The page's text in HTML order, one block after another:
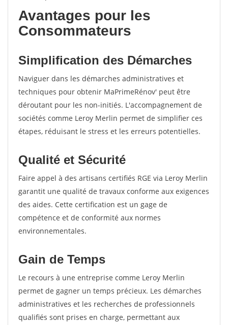
Avantages pour les
Consommateurs
Simplification des Démarches
Naviguer dans les démarches administratives et
techniques pour obtenir MaPrimeRénov' peut être
déroutant pour les non-initiés. L'accompagnement de
sociétés comme Leroy Merlin permet de simplifier ces
étapes, réduisant le stress et les erreurs potentielles.
Qualité et Sécurité
Faire appel à des artisans certifiés RGE via Leroy Merlin
garantit une qualité de travaux conforme aux exigences
des aides. Cette certification est un gage de
compétence et de conformité aux normes
environnementales.
Gain de Temps
Le recours à une entreprise comme Leroy Merlin
permet de gagner un temps précieux. Les démarches
administratives et les recherches de professionnels
qualifiés sont prises en charge, permettant aux